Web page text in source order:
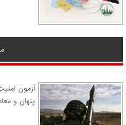
آزمون
پنهان و